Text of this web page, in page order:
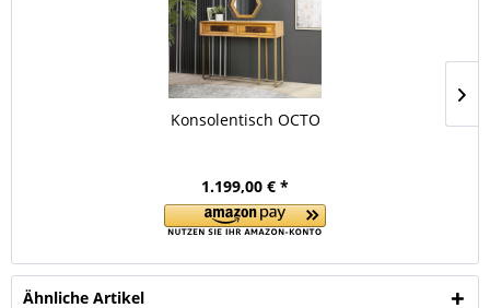
Konsolentisch OCTO
1.199,00 € *
Ähnliche Artikel